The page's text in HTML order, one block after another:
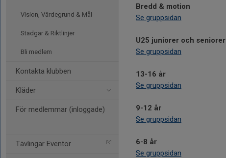
Vision, Värdegrund & Mål
Stadgar & Riktlinjer
Bli medlem
Kontakta klubben
Kläder
För medlemmar (inloggade)
Tävlingar Eventor
Bredd & motion
Se gruppsidan
U25 juniorer och seniorer
Se gruppsidan
13-16 år
Se gruppsidan
9-12 år
Se gruppsidan
6-8 år
Se gruppsidan